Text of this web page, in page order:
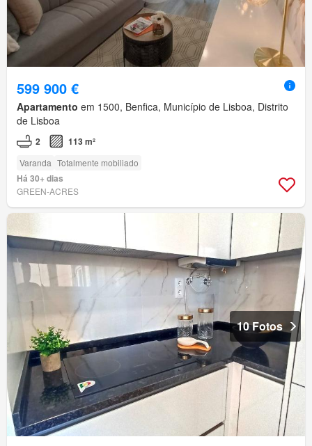
599 900 €
Apartamento em 1500, Benfica, Município de Lisboa, Distrito
de Lisboa
2 113 m²
Varanda Totalmente mobiliado
Há 30+ dias
GREEN-ACRES
10 Fotos